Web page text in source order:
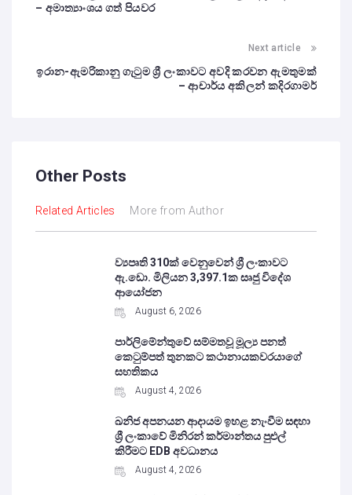
– අමාත්‍යාංශය ගත් පියවර
Next article
ඉරාන-ඇමරිකානු ගැටුම ශ්‍රී ලංකාවට අවදි කරවන ඇමතුමක්
– ආචාර්ය අකිලන් කදිරගාමර්
Other Posts
Related Articles More from Author
ව්‍යපෘති 310ක් වෙනුවෙන් ශ්‍රී ලංකාවට
ඇ.ඩො. මිලියන 3,397.1ක සෘජු විදේශ
ආයෝජන
August 6, 2026
පාර්ලිමේන්තුවේ සම්මතවූ මූල්‍ය පනත්
කෙටුම්පත් තුනකට කථානායකවරයාගේ
සහතිකය
August 4, 2026
ඛනිජ අපනයන ආදායම ඉහළ නැංවීම සඳහා
ශ්‍රී ලංකාවේ මිනිරන් කර්මාන්තය පුළුල්
කිරීමට EDB අවධානය
August 4, 2026